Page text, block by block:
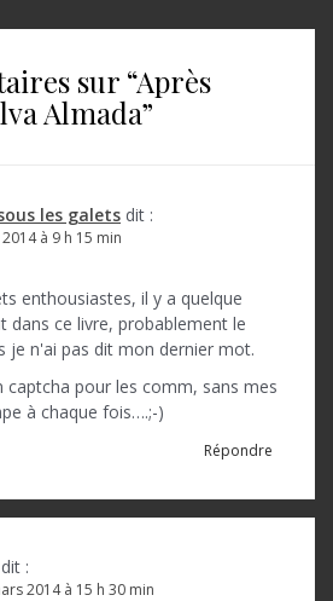
sur “Après
Almada”
les galets dit :
à 9 h 15 min
enthousiastes, il y a quelque
dans ce livre, probablement le
je n'ai pas dit mon dernier mot.
captcha pour les comm, sans mes
à chaque fois….;-)
Répondre
dit :
2014 à 15 h 30 min